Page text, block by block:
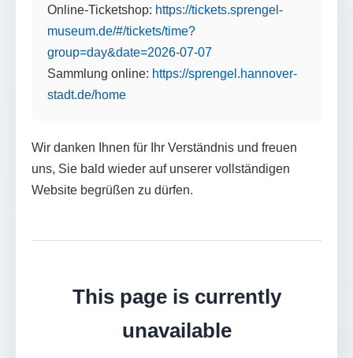
Online-Ticketshop: https://tickets.sprengel-
museum.de/#/tickets/time?
group=day&date=2026-07-07
Sammlung online: https://sprengel.hannover-
stadt.de/home
Wir danken Ihnen für Ihr Verständnis und freuen
uns, Sie bald wieder auf unserer vollständigen
Website begrüßen zu dürfen.
This page is currently
unavailable